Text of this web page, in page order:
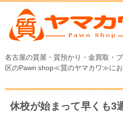
名古屋の質屋・質預かり・金買取・
区のPawn shop≪質のヤマカワ≫にお
休校が始まって早くも